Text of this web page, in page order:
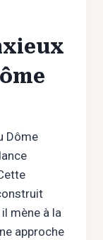
Dôme
mène à la
approche